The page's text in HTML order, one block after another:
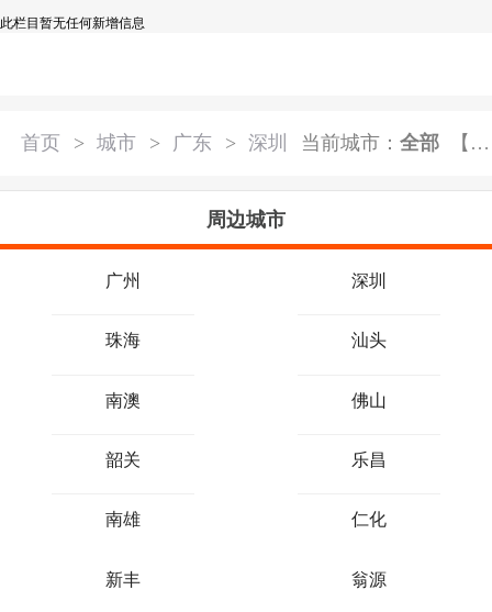
此栏目暂无任何新增信息
首页 > 城市 > 广东 > 深圳 当前城市： 全部【
周边城市
广州 深圳
珠海 汕头
南澳 佛山
韶关 乐昌
南雄 仁化
新丰 翁源